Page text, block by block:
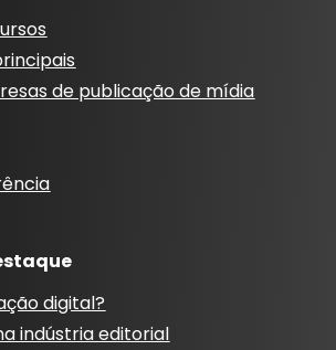
de publicação de mídia
digital?
indústria editorial